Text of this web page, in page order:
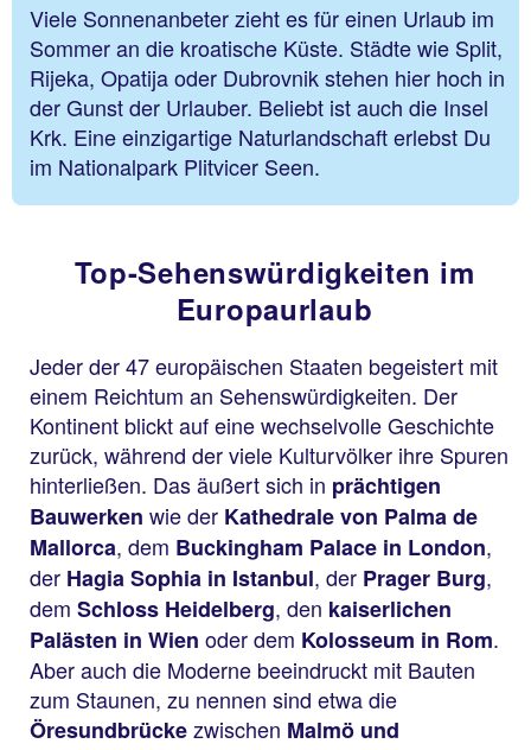
Viele Sonnenanbeter zieht es für einen Urlaub im
Sommer an die kroatische Küste. Städte wie Split,
Rijeka, Opatija oder Dubrovnik stehen hier hoch in
der Gunst der Urlauber. Beliebt ist auch die Insel
Krk. Eine einzigartige Naturlandschaft erlebst Du
im Nationalpark Plitvicer Seen.
Top-Sehenswürdigkeiten im
Europaurlaub
Jeder der 47 europäischen Staaten begeistert mit
einem Reichtum an Sehenswürdigkeiten. Der
Kontinent blickt auf eine wechselvolle Geschichte
zurück, während der viele Kulturvölker ihre Spuren
hinterließen. Das äußert sich in prächtigen
Bauwerken wie der Kathedrale von Palma de
Mallorca, dem Buckingham Palace in London,
der Hagia Sophia in Istanbul, der Prager Burg,
dem Schloss Heidelberg, den kaiserlichen
Palästen in Wien oder dem Kolosseum in Rom.
Aber auch die Moderne beeindruckt mit Bauten
zum Staunen, zu nennen sind etwa die
Öresundbrückezwischen Malmö und